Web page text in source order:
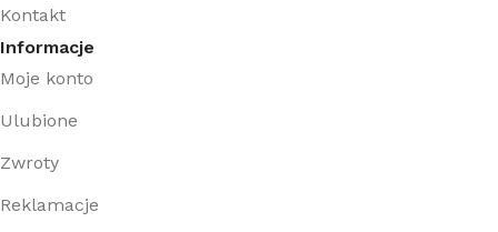
Kontakt
Informacje
Moje konto
Ulubione
Zwroty
Reklamacje